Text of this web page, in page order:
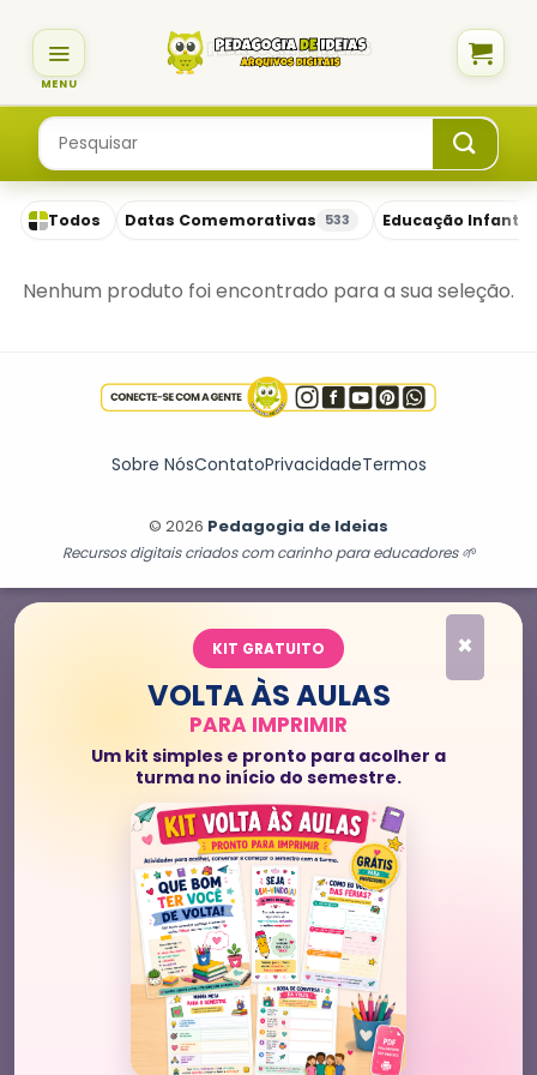
content
Pesquisar
por:
Todos Datas Comemorativas 533 Educação Infantil
Nenhum produto foi encontrado para a sua seleção.
Sobre NósContatoPrivacidadeTermos
© 2026 Pedagogia de Ideias
Recursos digitais criados com carinho para educadores 🌱
×
KIT GRATUITO
VOLTA ÀS AULAS
PARA IMPRIMIR
Um kit simples e pronto para acolher a
turma no início do semestre.